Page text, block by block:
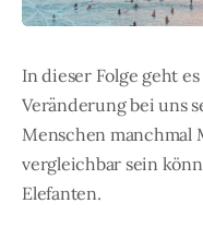
In dieser Folge geht
Veränderung bei uns
Menschen manchmal
vergleichbar sein
Elefanten.